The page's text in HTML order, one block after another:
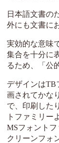
日本語文書の
外にも文書に
実効的な意味
集合を十分に
るため、「公
デザインはTB
画されてかな
で、印刷した
トファミリー
MSフォント
クリーンフォ